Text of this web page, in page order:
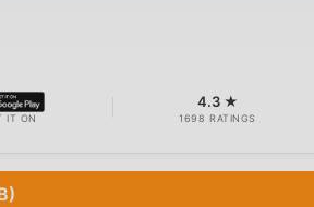
IT ON
4.3 ★
1698 RATINGS